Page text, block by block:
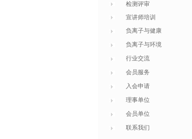
检测评审
宣讲师培训
负离子与健康
负离子与环境
行业交流
会员服务
入会申请
理事单位
会员单位
联系我们